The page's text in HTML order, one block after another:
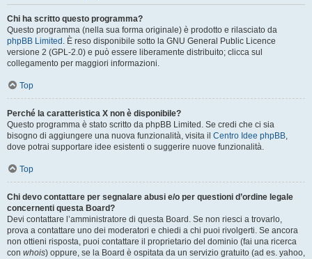
Chi ha scritto questo programma?
Questo programma (nella sua forma originale) è prodotto e rilasciato da
phpBB Limited . È reso disponibile sotto la GNU General Public Licence
versione 2 (GPL-2.0) e può essere liberamente distribuito; clicca sul
collegamento per maggiori informazioni.
Top
Perché la caratteristica X non è disponibile?
Questo programma è stato scritto da phpBB Limited. Se credi che ci sia
bisogno di aggiungere una nuova funzionalità, visita il Centro Idee phpBB,
dove potrai supportare idee esistenti o suggerire nuove funzionalità.
Top
Chi devo contattare per segnalare abusi e/o per questioni d’ordine legale
concernenti questa Board?
Devi contattare l’amministratore di questa Board. Se non riesci a trovarlo,
prova a contattare uno dei moderatori e chiedi a chi puoi rivolgerti. Se ancora
non ottieni risposta, puoi contattare il proprietario del dominio (fai una ricerca
con whois) oppure, se la Board è ospitata da un servizio gratuito (ad es. yahoo,